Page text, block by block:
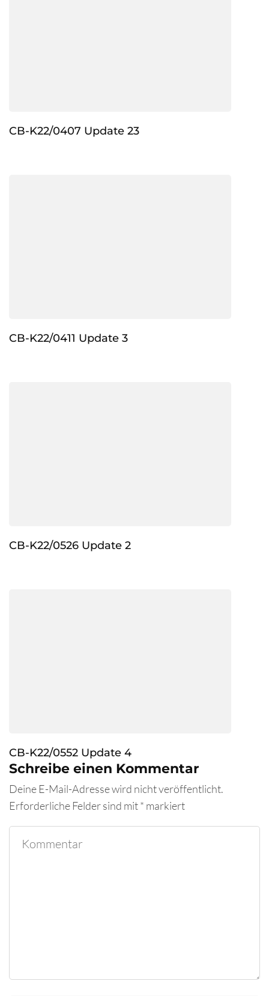
CB-K22/0407 Update 23
CB-K22/0411 Update 3
CB-K22/0526 Update 2
CB-K22/0552 Update 4
Schreibe einen Kommentar
Deine E-Mail-Adresse wird nicht veröffentlicht.
Erforderliche Felder sind mit* markiert